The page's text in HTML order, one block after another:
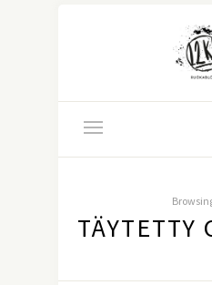
TÄYTETTY